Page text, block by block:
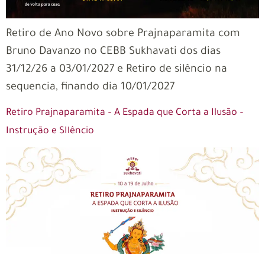
Retiro de Ano Novo sobre Prajnaparamita com
Bruno Davanzo no CEBB Sukhavati dos dias
31/12/26 a 03/01/2027 e Retiro de silêncio na
sequencia, finando dia 10/01/2027
Retiro Prajnaparamita – A Espada que Corta a Ilusão –
Instrução e SIlêncio